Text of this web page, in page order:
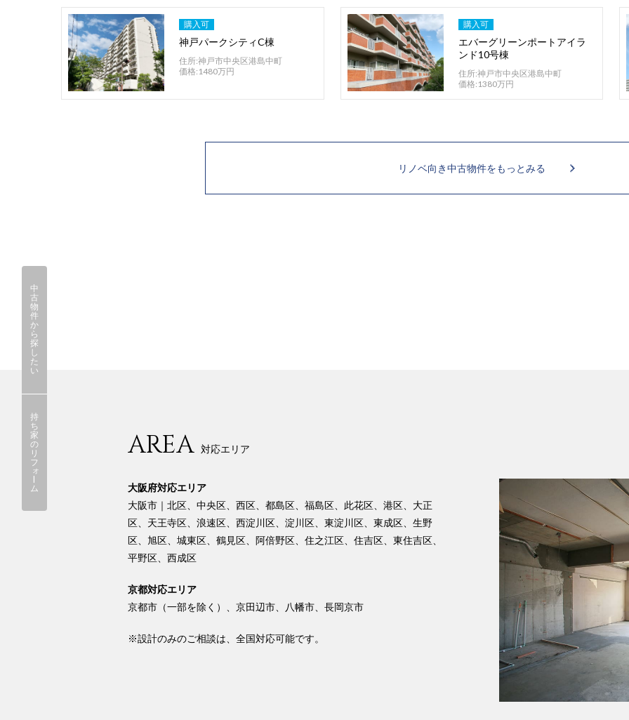
購入可
神戸パークシティC棟
住所:神戸市中央区港島中町
価格:1480万円
購入可
エバーグリーンポートアイラ
ンド10号棟
住所:神戸市中央区港島中町
価格:1380万円
リノベ向き中古物件をもっとみる
AREA 対応エリア
大阪府対応エリア
大阪市｜北区、中央区、西区、都島区、福島区、此花区、港区、大正
区、天王寺区、浪速区、西淀川区、淀川区、東淀川区、東成区、生野
区、旭区、城東区、鶴見区、阿倍野区、住之江区、住吉区、東住吉区、
平野区、西成区
京都対応エリア
京都市（一部を除く）、京田辺市、八幡市、長岡京市
※設計のみのご相談は、全国対応可能です。
中
古
物
件
か
ら
探
し
た
い
持
ち
家
の
リ
フ
ォ
ム